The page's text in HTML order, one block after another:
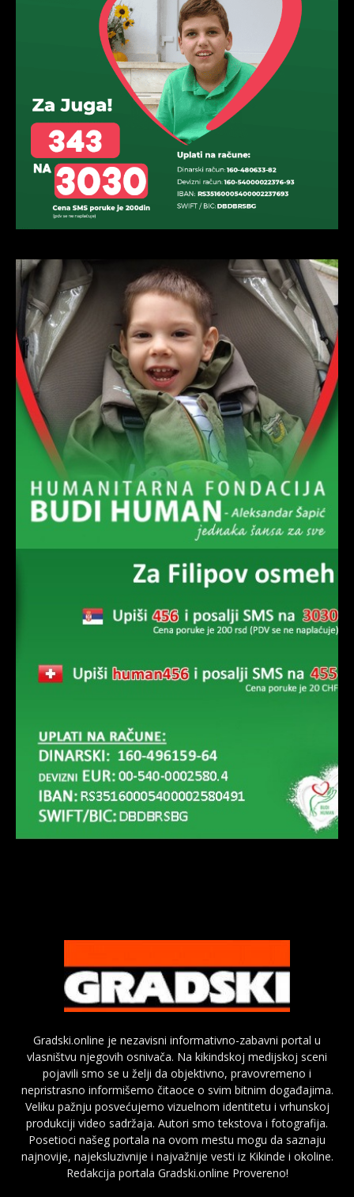
Gradski.online je nezavisni informativno-zabavni portal u
vlasništvu njegovih osnivača. Na kikindskoj medijskoj sceni
pojavili smo se u želji da objektivno, pravovremeno i
nepristrasno informišemo čitaoce o svim bitnim događajima.
Veliku pažnju posvećujemo vizuelnom identitetu i vrhunskoj
produkciji video sadržaja. Autori smo tekstova i fotografija.
Posetioci našeg portala na ovom mestu mogu da saznaju
najnovije, najeksluzivnije i najvažnije vesti iz Kikinde i okoline.
Redakcija portala Gradski.online Provereno!